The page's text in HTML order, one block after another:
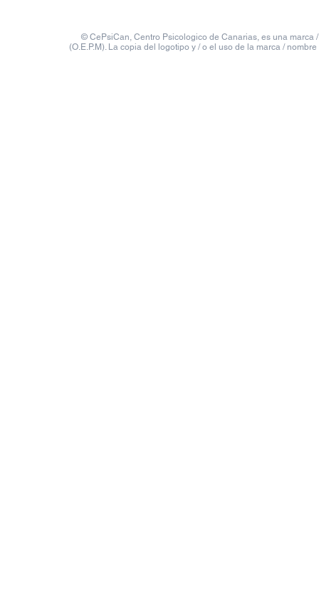
© CePsiCan, Centro Psicologico de Canarias, es una
(O.E.P.M). La copia del logotipo y / o el uso de la marca /